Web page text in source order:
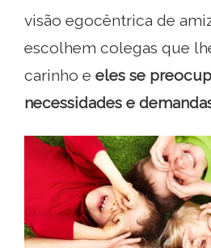
visão egocêntrica de
escolhem colegas que
carinho e eles se
necessidades e